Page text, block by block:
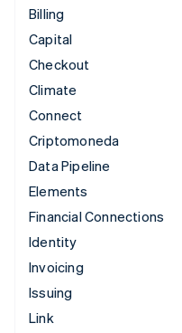
Billing
Capital
Checkout
Climate
Connect
Criptomoneda
Data Pipeline
Elements
Financial Connections
Identity
Invoicing
Issuing
Link